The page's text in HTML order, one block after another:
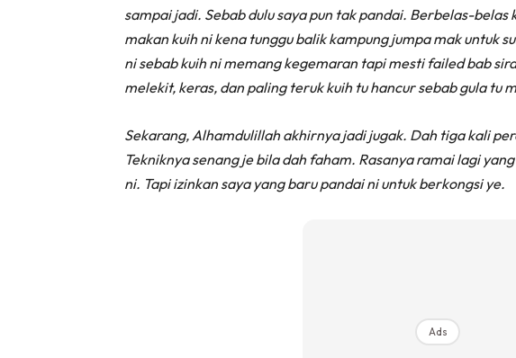
sampai jadi. Sebab dulu saya pun tak pandai. Berbelas-
makan kuih ni kena tunggu balik kampung jumpa mak untuk
ni sebab kuih ni memang kegemaran tapi mesti failed bab
melekit, keras, dan paling teruk kuih tu hancur sebab gula tu
Sekarang, Alhamdulillah akhirnya jadi jugak. Dah tiga kali
Tekniknya senang je bila dah faham. Rasanya ramai lagi
ni. Tapi izinkan saya yang baru pandai ni untuk berkongsi ye.
Ads